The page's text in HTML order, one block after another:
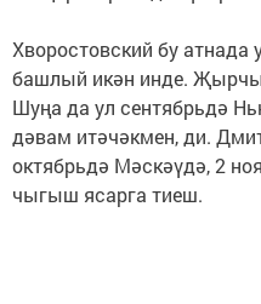
Хворостовский бу атнада
башлый икән инде.
Шуңа да ул сентябрьдә
дәвам итәчәкмен, ди.
октябрьдә Мәскәүдә, 2
чыгыш ясарга тиеш.